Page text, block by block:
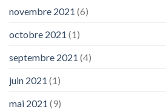
novembre 2021 (6)
octobre 2021 (1)
septembre 2021 (4)
juin 2021 (1)
mai 2021 (9)